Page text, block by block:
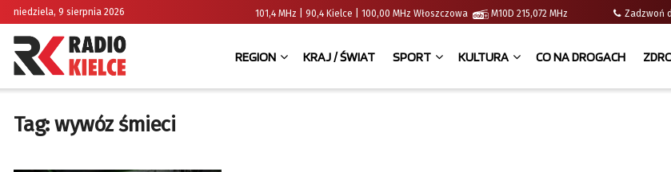
niedziela, 9 sierpnia 2026 101,4 MHz | 90,4 Kielce | 100,00 MHz Włoszczowa M10D 215,072 MHz Zadzwoń
REGION KRAJ / ŚWIAT SPORT KULTURA CO NA DROGACH
Tag:wywóz śmieci